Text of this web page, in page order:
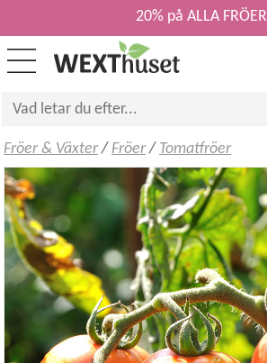
20% på ALLA FRÖER
Fröer & Växter/ Fröer/ Tomatfröer